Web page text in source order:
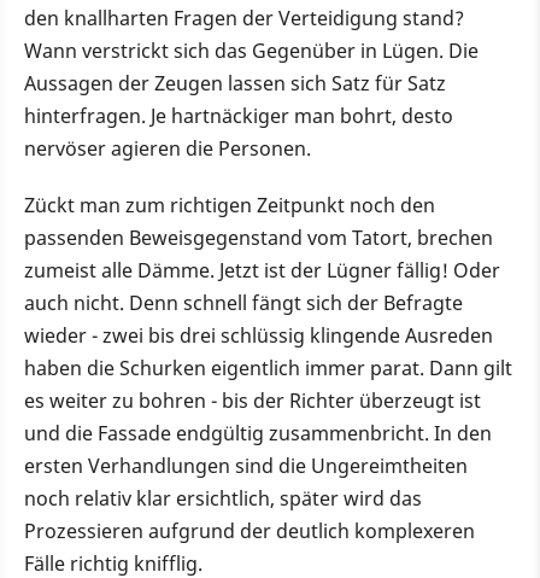
den knallharten Fragen der Verteidigung stand?
Wann verstrickt sich das Gegenüber in Lügen. Die
Aussagen der Zeugen lassen sich Satz für Satz
hinterfragen. Je hartnäckiger man bohrt, desto
nervöser agieren die Personen.
Zückt man zum richtigen Zeitpunkt noch den
passenden Beweisgegenstand vom Tatort, brechen
zumeist alle Dämme. Jetzt ist der Lügner fällig! Oder
auch nicht. Denn schnell fängt sich der Befragte
wieder - zwei bis drei schlüssig klingende Ausreden
haben die Schurken eigentlich immer parat. Dann gilt
es weiter zu bohren - bis der Richter überzeugt ist
und die Fassade endgültig zusammenbricht. In den
ersten Verhandlungen sind die Ungereimtheiten
noch relativ klar ersichtlich, später wird das
Prozessieren aufgrund der deutlich komplexeren
Fälle richtig knifflig.